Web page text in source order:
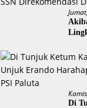
Ispa
Di
Di